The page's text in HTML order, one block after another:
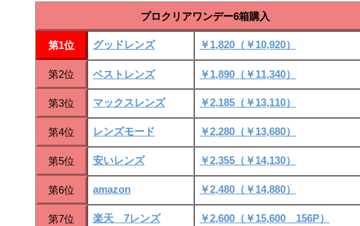
プロクリアワンデー6箱購入
第1位 グッドレンズ ￥1,820（￥10,920）
第2位 ベストレンズ ￥1,890（￥11,340）
第3位 マックスレンズ ￥2,185（￥13,110）
第4位 レンズモード ￥2,280（￥13,680）
第5位 安いレンズ ￥2,355（￥14,130）
第6位 amazon ￥2,480（￥14,880）
第7位 楽天 7レンズ ￥2,600（￥15,600 156P）